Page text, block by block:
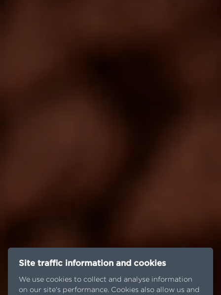
Site traffic information and cookies
We use cookies to collect and analyse information
on our site's performance. Cookies also allow us and